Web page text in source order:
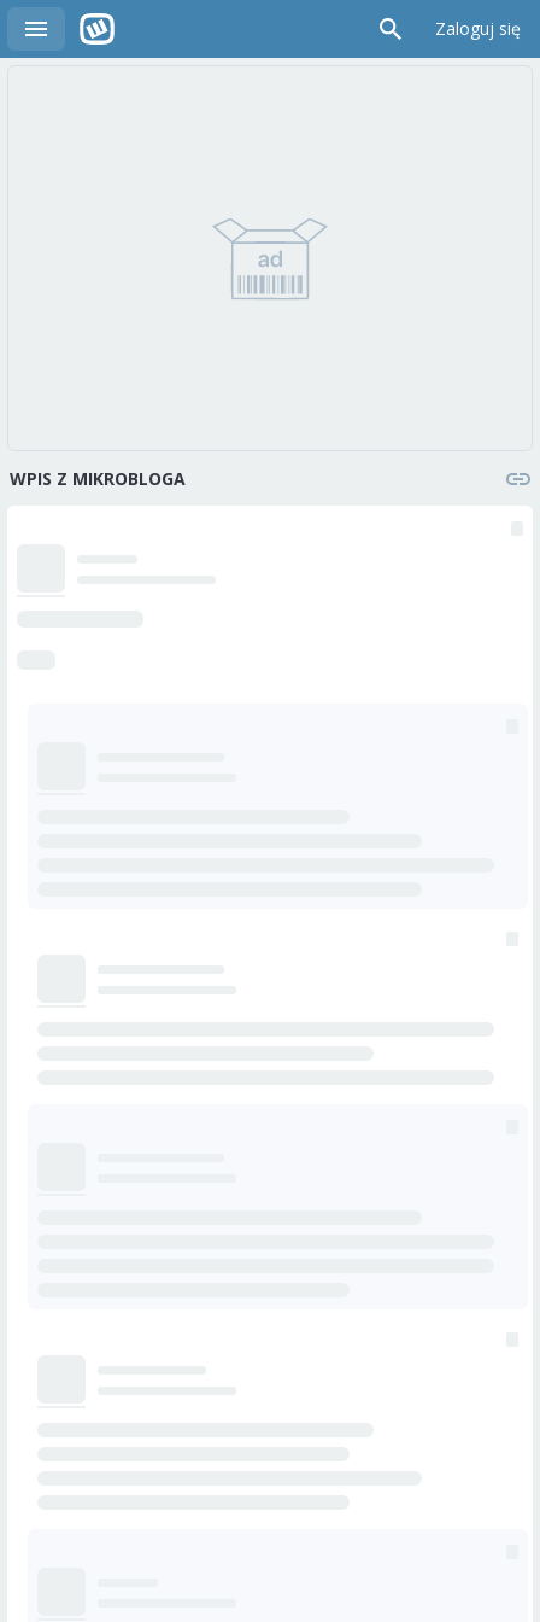
Zaloguj się
WPIS Z MIKROBLOGA